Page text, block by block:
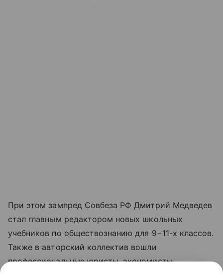
При этом зампред Совбеза РФ Дмитрий Медведев
стал главным редактором новых школьных
учебников по обществознанию для 9−11-х классов.
Также в авторский коллектив вошли
профессиональные юристы, экономисты,